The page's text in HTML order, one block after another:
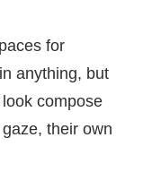
for
anything, but
compose
their own